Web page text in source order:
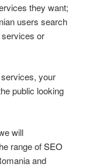
they want;
users search
services or
your
public looking
will
range ofSEO
and